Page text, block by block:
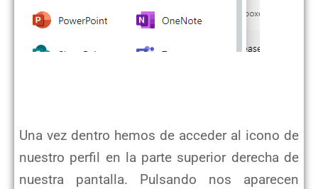
Una vez dentro hemos de acceder al icono de
nuestro perfil en la parte superior derecha de
nuestra pantalla. Pulsando nos aparecen